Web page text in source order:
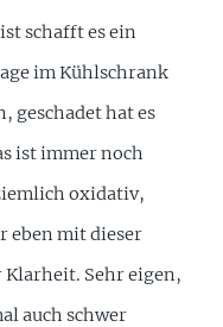
schafft es ein
im Kühlschrank
geschadet hat es
ist immer noch
oxidativ,
eben mit dieser
Klarheit. Sehr eigen,
auch schwer